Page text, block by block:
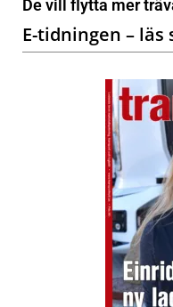
De vill flytta mer
E-tidningen –